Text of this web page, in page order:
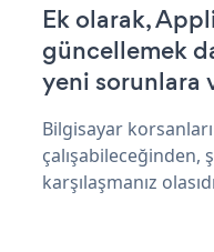
Ek olarak,
güncellemek
yeni sorunlara
Bilgisayar
karşılaşmanız